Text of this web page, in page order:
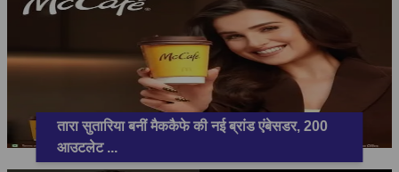
तारा सुतारिया बनीं मैककैफे की नई ब्रांड एंबेसडर, 200
आउटलेट ...